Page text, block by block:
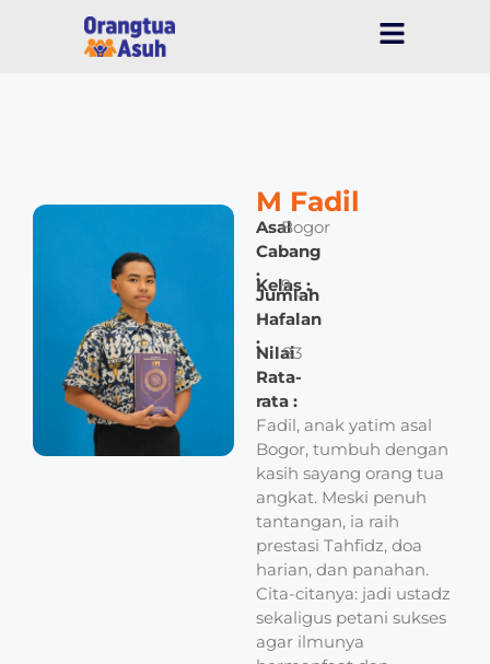
M Fadil
Asal
Cabang
:
Bogor
Kelas :
9
Jumlah
Hafalan
:
–
Nilai
Rata-
rata :
83
Fadil, anak yatim asal
Bogor, tumbuh dengan
kasih sayang orang tua
angkat. Meski penuh
tantangan, ia raih
prestasi Tahfidz, doa
harian, dan panahan.
Cita-citanya: jadi ustadz
sekaligus petani sukses
agar ilmunya